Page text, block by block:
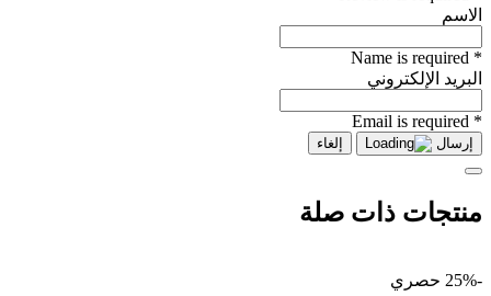
الاسم
* Name is required
البريد الإلكتروني
* Email is required
إرسال إلغاء
منتجات ذات صلة
-25% حصري